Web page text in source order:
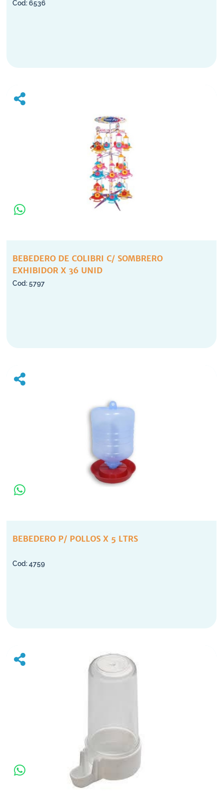
6536
BEBEDERO DE COLIBRI C/ SOMBRERO
EXHIBIDOR X 36 UNID
5797
BEBEDERO P/ POLLOS X 5 LTRS
4759